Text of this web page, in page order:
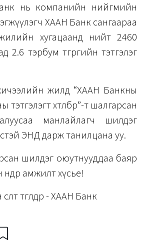
нь компанийн нийгмийн
ХААН Банк сангаараа
хугацаанд нийт 2460
2.6 тэрбум төгрөгийн тэтгэлэг
жилд “ХААН Банкны
хөтөлбөр”-т шалгарсан
манлайлагч шилдэг
ЭНД дарж танилцана уу.
шилдэг оюутнууддаа баяр
амжилт хүсье!
төгөлдөр - ХААН Банк